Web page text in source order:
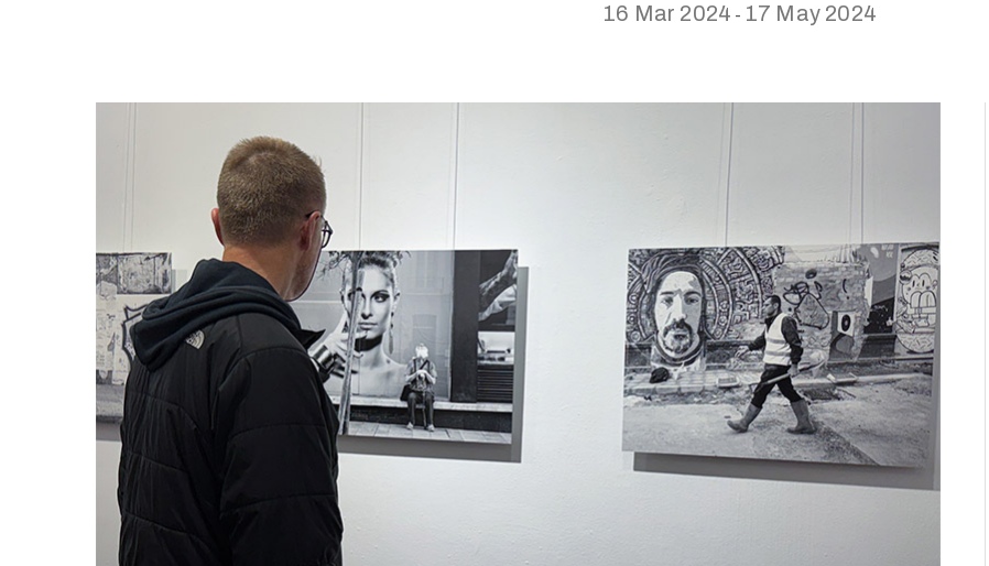
16 Mar 2024 - 17 May 2024